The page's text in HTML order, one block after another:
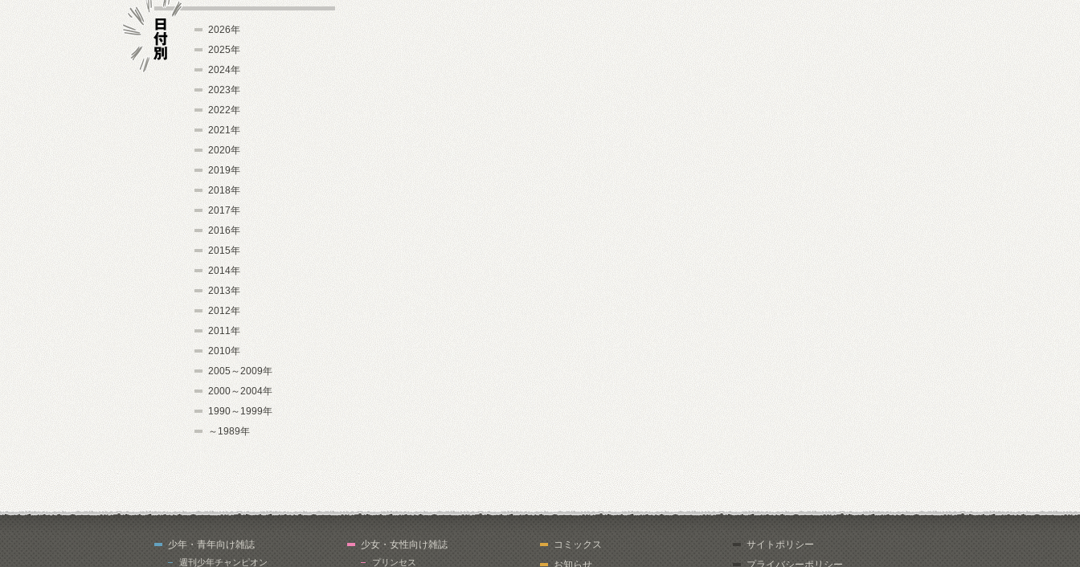
2026年
2025年
2024年
2023年
2022年
2021年
2020年
2019年
2018年
2017年
2016年
2015年
2014年
2013年
2012年
2011年
2010年
2005～2009年
2000～2004年
1990～1999年
～1989年
少年・青年向け雑誌
週刊少年チャンピオン
少女・女性向け雑誌
プリンセス
コミックス
お知らせ
サイトポリシー
プライバシーポリシー